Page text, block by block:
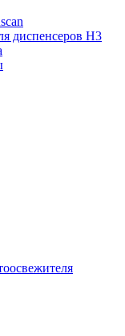
диспенсеров H3